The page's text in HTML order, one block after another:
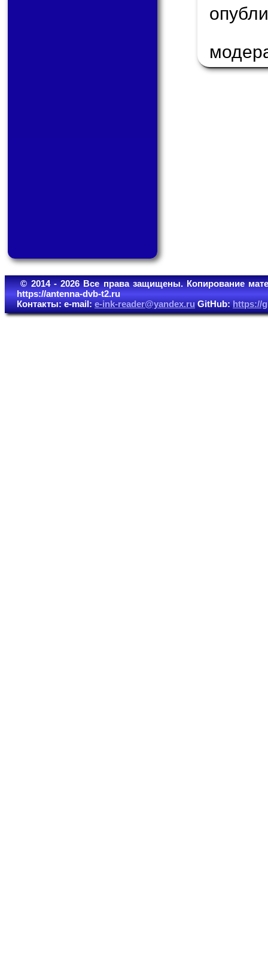
© 2014 - 2026 Все права защищены. Копирование
https://antenna-dvb-t2.ru
Контакты: e-mail:e-ink-reader@yandex.ruGitHub:https://